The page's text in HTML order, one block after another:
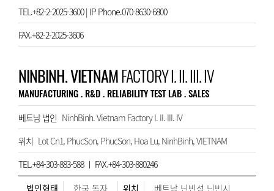
TEL.+82-2-2025-3600 | IP Phone.070-8630-6800
FAX.+82-2-2025-3606
NINBINH. VIETNAMFACTORY I. II. III. IV
MANUFACTURING . R&D . RELIABILITY TEST LAB . SALES
베트남 법인 NinhBinh. Vietnam Factory I. II. III. IV
위치 Lot Cn1, PhucSon, PhucSon, Hoa Lu, NinhBinh, VIETNAM
TEL.+84-303-883-588 ㅣ FAX.+84-303-880246
법인형태
한국 독자 위치 베트남 닌빈성 닌빈시